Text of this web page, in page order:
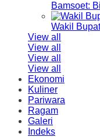
Bamsoet:
Wakil
View all
View all
View all
View all
Ekonomi
Kuliner
Pariwara
Ragam
Galeri
Indeks